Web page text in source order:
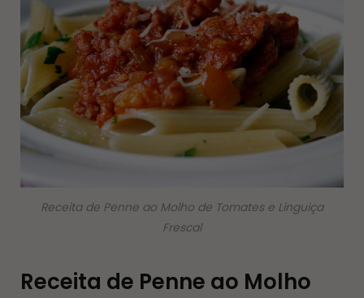
Receita de Penne ao Molho de Tomates e Linguiça
Frescal
Receita de Penne ao Molho